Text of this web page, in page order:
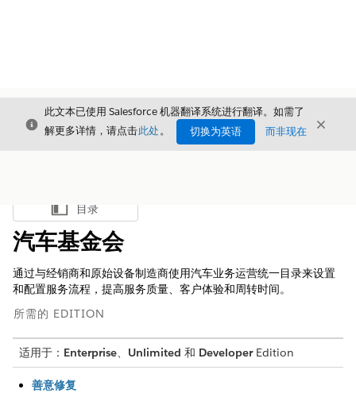
关闭
此文本已使用 Salesforce 机器翻译系统进行翻译。如需了
解更多详情，请点击此处。 切换为英语 而非现在 关闭
显示目录
目录
汽车基金会
通过与经销商和原始设备制造商使用汽车业务运营统一目录来设置
和配置服务流程，提高服务质量、客户体验和周转时间。
所需的 EDITION
适用于： Enterprise、 Unlimited 和 DeveloperEdition
善意修复